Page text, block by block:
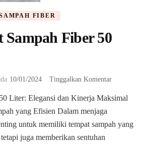
FIBER
Sampah Fiber 50
10/01/2024 Tinggalkan Komentarpada
Tempat
Fiber
Liter: Elegansi dan Kinerja Maksimal
yang Efisien Dalam menjaga
untuk memiliki tempat sampah yang
juga memberikan sentuhan